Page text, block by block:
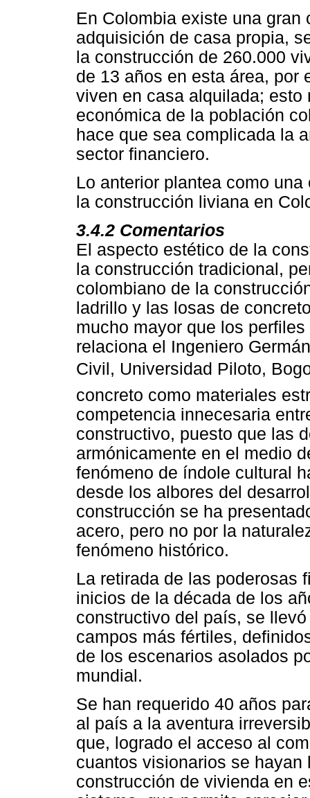
En Colombia existe una
adquisición de casa propia,
la construcción de 260.000
de 13 años en esta área, por
viven en casa alquilada;
económica de la población
hace que sea complicada la
sector financiero.
Lo anterior plantea como
la construcción liviana en
3.4.2 Comentarios
El aspecto estético de la
la construcción tradicional,
colombiano de la
ladrillo y las losas de
mucho mayor que los
relaciona el Ingeniero
Civil, Universidad Piloto,
concreto como materiales
competencia innecesaria
constructivo, puesto que las
armónicamente en el medio
fenómeno de índole cultural
desde los albores del
construcción se ha
acero, pero no por la
fenómeno histórico.
La retirada de las poderosas
inicios de la década de los
constructivo del país, se
campos más fértiles,
de los escenarios asolados
mundial.
Se han requerido 40 años
al país a la aventura
que, logrado el acceso al
cuantos visionarios se
construcción de vivienda en